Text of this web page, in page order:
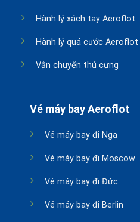
Hành lý xách tay Aeroflot
Hành lý quá cước Aeroflot
Vận chuyển thú cưng
Vé máy bay Aeroflot
Vé máy bay đi Nga
Vé máy bay đi Moscow
Vé máy bay đi Đức
Vé máy bay đi Berlin